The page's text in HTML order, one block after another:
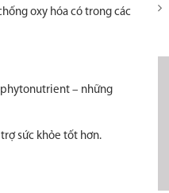
oxy hóa có trong các
phytonutrient – những
sức khỏe tốt hơn.